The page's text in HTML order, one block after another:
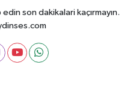
son dakikalari kaçırmayın.